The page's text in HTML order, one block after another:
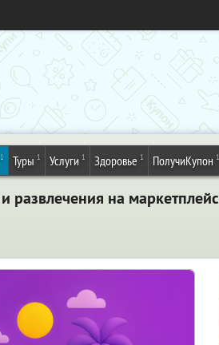
1 Туры 1 Услуги 1 Здоровье 1 ПолучиКупон 1
развлечения на